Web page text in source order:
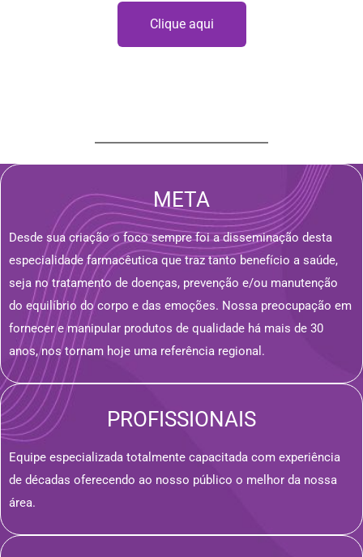
Clique aqui
META
Desde sua criação o foco sempre foi a disseminação desta
especialidade farmacêutica que traz tanto benefício a saúde,
seja no tratamento de doenças, prevenção e/ou manutenção
do equilíbrio do corpo e das emoções. Nossa preocupação em
fornecer e manipular produtos de qualidade há mais de 30
anos, nos tornam hoje uma referência regional.
PROFISSIONAIS
Equipe especializada totalmente capacitada com experiência
de décadas oferecendo ao nosso público o melhor da nossa
área.